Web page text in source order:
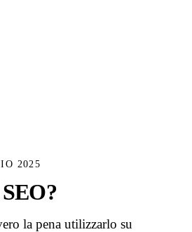
2025
la pena utilizzarlo su